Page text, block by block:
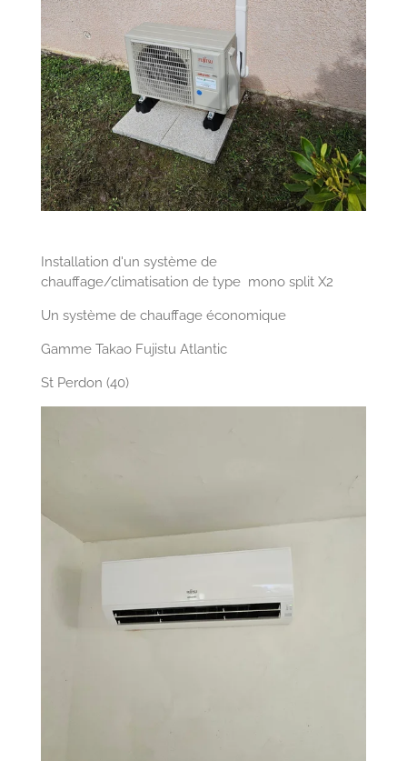
Installation d'un système de
chauffage/climatisation de type mono split X2
Un système de chauffage économique
Gamme Takao Fujistu Atlantic
St Perdon (40)